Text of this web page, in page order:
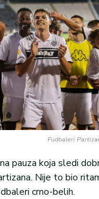
Fudbaleri
pauza koja sledi
Nije to bio
crno-belih.